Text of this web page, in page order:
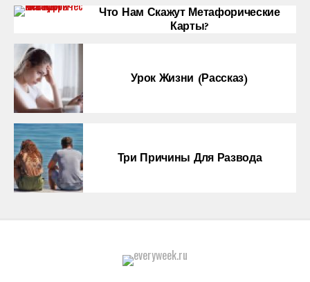
Что Нам Скажут Метафорические
Карты?
Урок Жизни (рассказ)
Три Причины Для Развода